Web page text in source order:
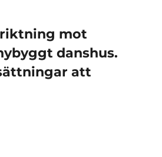
mot
danshus.
att